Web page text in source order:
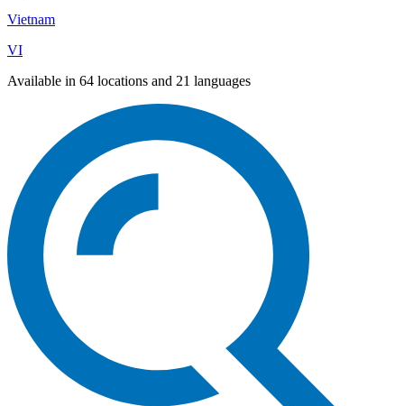
Vietnam
VI
Available in 64 locations and 21 languages